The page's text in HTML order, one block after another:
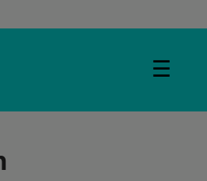
☰